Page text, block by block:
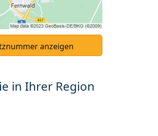
anzeigen
in Ihrer Region